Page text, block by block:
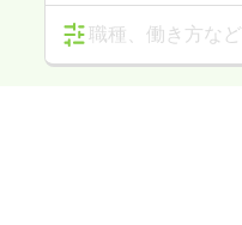
職種、働き方など